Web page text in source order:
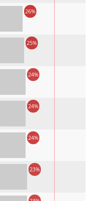
26%
25%
24%
24%
24%
23%